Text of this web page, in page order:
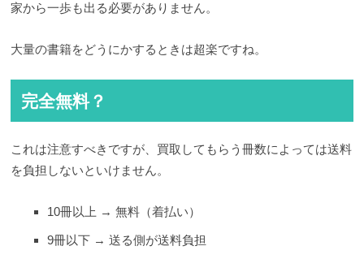
家から一歩も出る必要がありません。
大量の書籍をどうにかするときは超楽ですね。
完全無料？
これは注意すべきですが、買取してもらう冊数によっては送料
を負担しないといけません。
10冊以上 → 無料（着払い）
9冊以下 → 送る側が送料負担